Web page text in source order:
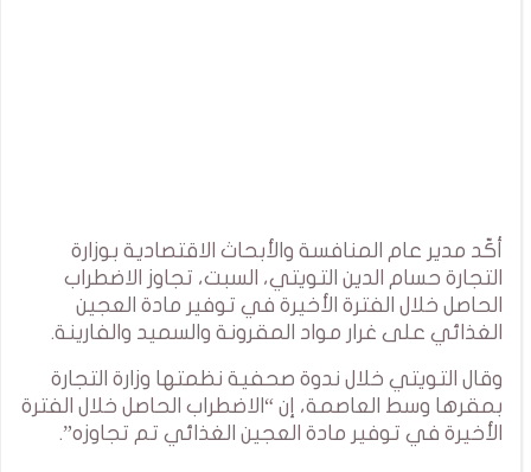
أكّد مدير عام المنافسة والأبحاث الاقتصادية بوزارة
التجارة حسام الدين التويتي، السبت، تجاوز الاضطراب
الحاصل خلال الفترة الأخيرة في توفير مادة العجين
الغذائي على غرار مواد المقرونة والسميد والفارينة.
وقال التويتي خلال ندوة صحفية نظمتها وزارة التجارة
بمقرها وسط العاصمة، إن “الاضطراب الحاصل خلال الفترة
الأخيرة في توفير مادة العجين الغذائي تم تجاوزه”.